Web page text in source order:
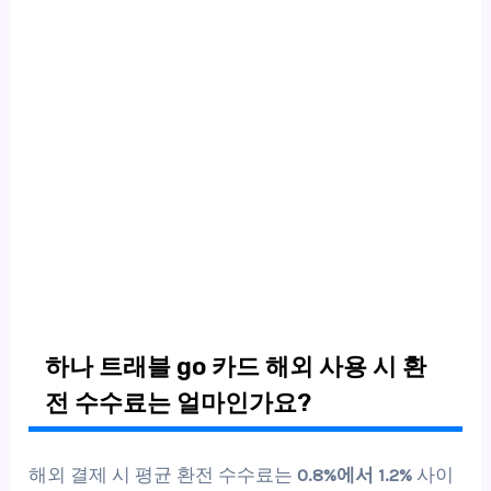
하나 트래블 go 카드 해외 사용 시 환
전 수수료는 얼마인가요?
해외 결제 시 평균 환전 수수료는0.8%에서 1.2% 사이